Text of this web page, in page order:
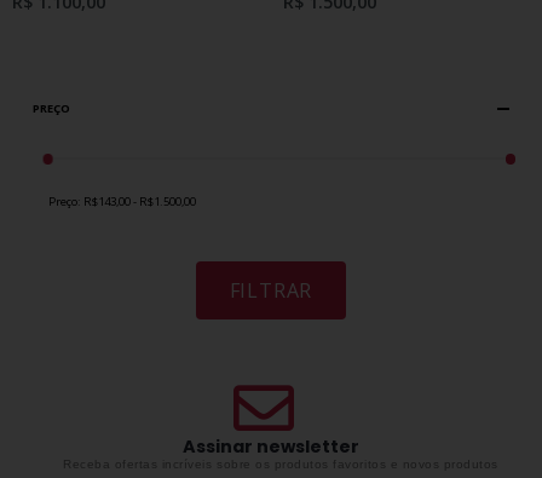
PREÇO
Preço: R$143,00 - R$1.500,00
FILTRAR
Assinar newsletter
Receba ofertas incríveis sobre os produtos favoritos e novos produtos